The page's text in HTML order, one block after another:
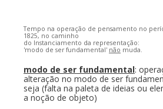
Tempo na operação de pensamento no
1825, no caminho
do Instanciamento da representação:
'modo de ser fundamental' não muda.
modo de ser fundamental:
alteração no modo de ser
seja (falta na paleta de ideias ou
a noção de objeto)